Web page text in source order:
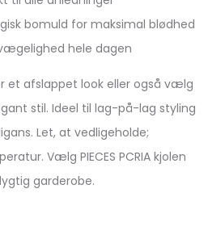
bomuld for maksimal blødhed
hele dagen
et afslappet look eller også vælg
stil. Ideel til lag-på-lag styling
Let, at vedligeholde;
Vælg PIECES PCRIA kjolen
garderobe.